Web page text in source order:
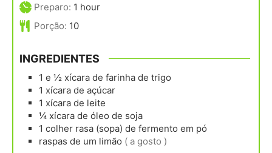
Preparo: 1 hour
hour
Porção: 10
INGREDIENTES
1 e ½ xícara de farinha de trigo
1 xícara de açúcar
1 xícara de leite
¼ xícara de óleo de soja
1 colher rasa (sopa) de fermento em pó
raspas de um limão ( a gosto )